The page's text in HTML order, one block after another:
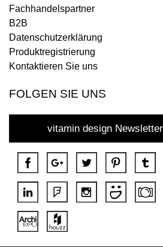
Fachhandelspartner
B2B
Datenschutzerklärung
Produktregistrierung
Kontaktieren Sie uns
FOLGEN SIE UNS
vitamin design